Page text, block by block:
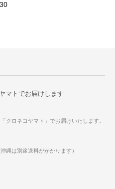
30
マトでお届けします
クロネコヤマト」でお届けいたします。
縄は別途送料がかかります）